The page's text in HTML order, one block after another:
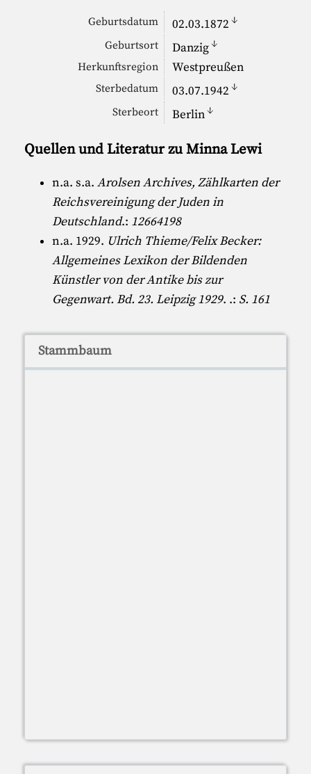
Geburtsdatum 02.03.1872 ↓
Geburtsort Danzig↓
Herkunftsregion Westpreußen
Sterbedatum 03.07.1942 ↓
Sterbeort Berlin↓
Quellen und Literatur zu Minna Lewi
n.a. s.a.Arolsen Archives, Zählkarten der
Reichsvereinigung der Juden in
Deutschland.: 12664198
n.a. 1929. Ulrich Thieme/Felix Becker:
Allgemeines Lexikon der Bildenden
Künstler von der Antike bis zur
Gegenwart. Bd. 23. Leipzig 1929. .: S. 161
Stammbaum